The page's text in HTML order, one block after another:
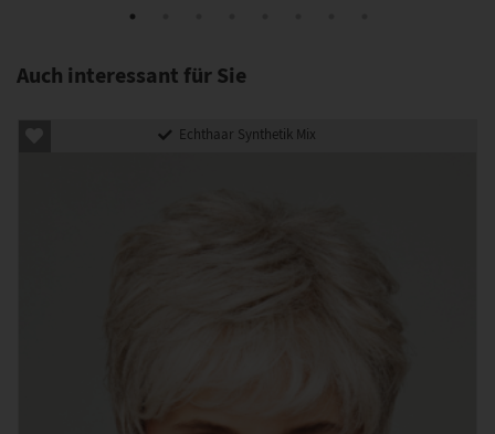
Auch interessant für Sie
Echthaar Synthetik Mix